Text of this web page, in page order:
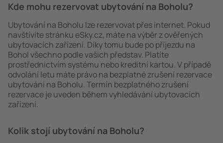
Kde mohu rezervovat ubytování na Boholu?
Ubytování na Boholu lze rezervovat přes internet. Pokud
navštívíte stránku eSky.cz, máte na výběr z ověřených
ubytovacích zařízení. Díky tomu bude po příjezdu na
Bohol všechno podle vašich představ. Platíte
prostřednictvím systému nebo kreditní kartou. V případě
odvolání letu máte právo na bezplatné zrušení rezervace
ubytování na Boholu. Termín bezplatného zrušení
rezervace je uveden během vyhledávání ubytovacích
zařízení.
Kolik stojí ubytování na Boholu?